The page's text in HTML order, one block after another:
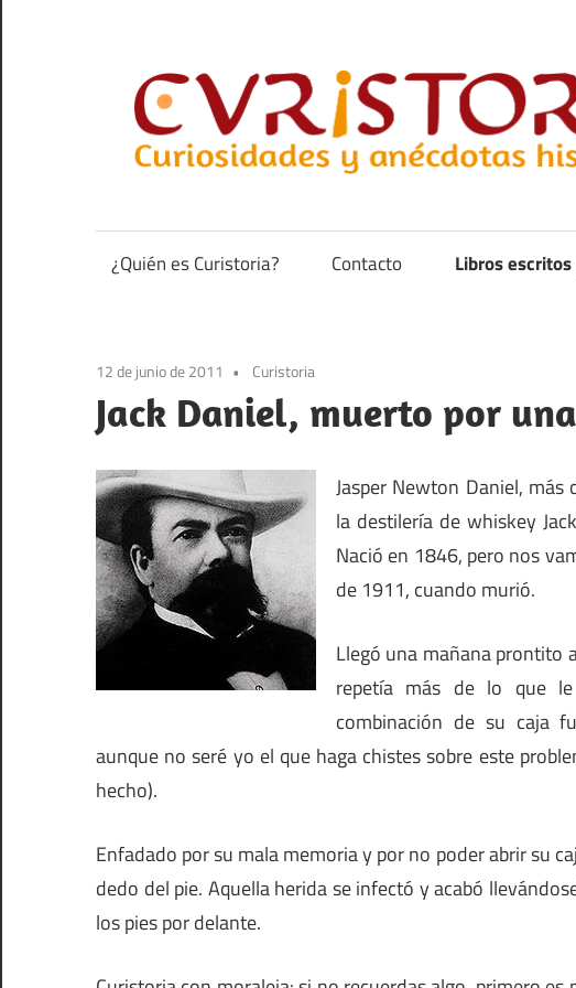
contenido
anécdotas
de
¿Quién es Curistoria? Contacto Libros
12 de junio de 2011 Curistoria
Jack Daniel, muerto por
Jasper Newton Daniel,
la destilería de whiskey
Nació en 1846, pero nos
de 1911, cuando murió.
Llegó una mañana prontito
repetía más de lo que
combinación de su caja
aunque no seré yo el que haga chistes sobre este
hecho).
Enfadado por su mala memoria y por no poder abrir su
dedo del pie. Aquella herida se infectó y acabó
los pies por delante.